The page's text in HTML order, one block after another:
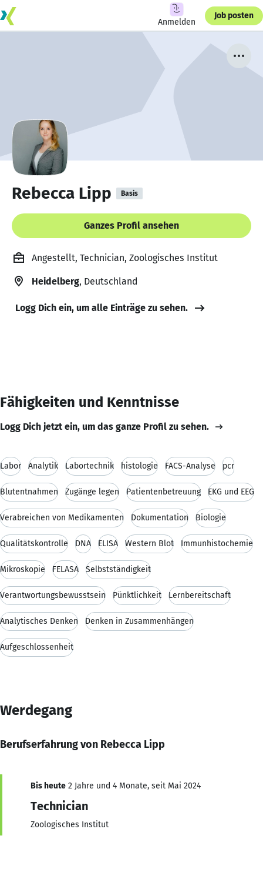
Anmelden
Job posten
Rebecca Lipp Basis
Ganzes Profil ansehen
Angestellt, Technician, Zoologisches Institut
Heidelberg, Deutschland
Logg Dich ein, um alle Einträge zu sehen.
Fähigkeiten und Kenntnisse
Logg Dich jetzt ein, um das ganze Profil zu sehen.
Labor Analytik Labortechnik histologie FACS-Analyse pcr
Blutentnahmen Zugänge legen Patientenbetreuung EKG und EEG
Verabreichen von Medikamenten Dokumentation Biologie
Qualitätskontrolle DNA ELISA Western Blot Immunhistochemie
Mikroskopie FELASA Selbstständigkeit
Verantwortungsbewusstsein Pünktlichkeit Lernbereitschaft
Analytisches Denken Denken in Zusammenhängen
Aufgeschlossenheit
Werdegang
Berufserfahrung von Rebecca Lipp
Bis heute 2 Jahre und 4 Monate, seit Mai 2024
Technician
Zoologisches Institut